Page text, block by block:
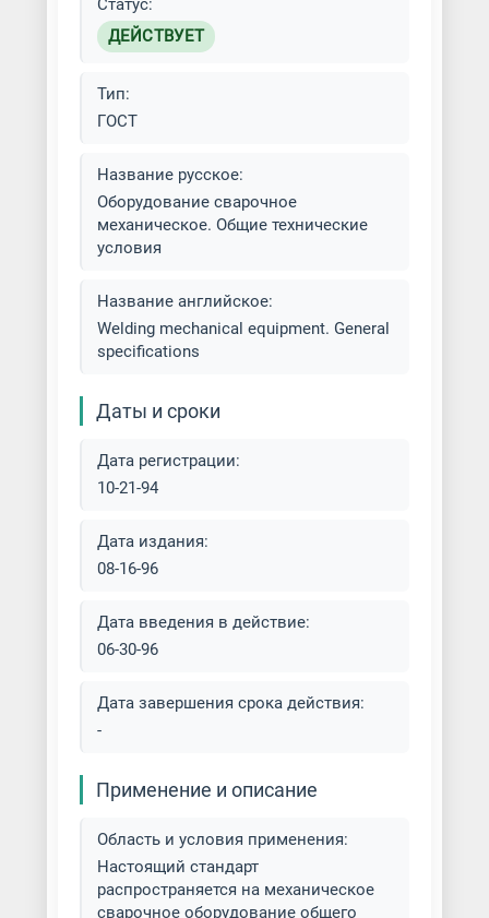
Статус:
ДЕЙСТВУЕТ
Тип:
ГОСТ
Название русское:
Оборудование сварочное
механическое. Общие технические
условия
Название английское:
Welding mechanical equipment. General
specifications
Даты и сроки
Дата регистрации:
10-21-94
Дата издания:
08-16-96
Дата введения в действие:
06-30-96
Дата завершения срока действия:
-
Применение и описание
Область и условия применения:
Настоящий стандарт
распространяется на механическое
сварочное оборудование общего